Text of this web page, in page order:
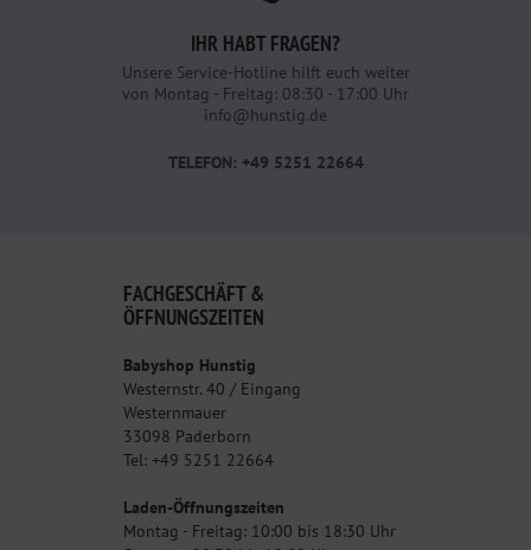
IHR HABT FRAGEN?
Unsere Service-Hotline hilft euch weiter
von Montag - Freitag: 08:30 - 17:00 Uhr
info@hunstig.de
TELEFON: +49 5251 22664
FACHGESCHÄFT &
ÖFFNUNGSZEITEN
Babyshop Hunstig
Westernstr. 40 / Eingang
Westernmauer
33098 Paderborn
Tel: +49 5251 22664
Laden-Öffnungszeiten
Montag - Freitag: 10:00 bis 18:30 Uhr